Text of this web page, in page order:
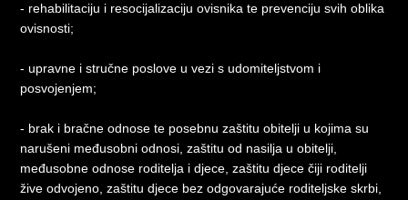
- rehabilitaciju i resocijalizaciju ovisnika te prevenciju svih oblika
ovisnosti;
- upravne i stručne poslove u vezi s udomiteljstvom i
posvojenjem;
- brak i bračne odnose te posebnu zaštitu obitelji u kojima su
narušeni međusobni odnosi, zaštitu od nasilja u obitelji,
međusobne odnose roditelja i djece, zaštitu djece čiji roditelji
žive odvojeno, zaštitu djece bez odgovarajuće roditeljske skrbi,